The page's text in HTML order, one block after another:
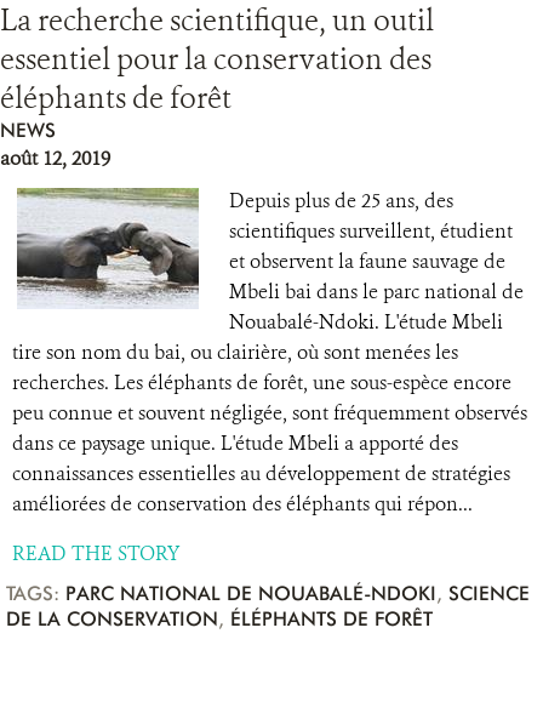
La recherche scientifique, un outil
essentiel pour la conservation des
éléphants de forêt
NEWS
août 12, 2019
Depuis plus de 25 ans, des
scientifiques surveillent, étudient
et observent la faune sauvage de
Mbeli bai dans le parc national de
Nouabalé-Ndoki. L'étude Mbeli
tire son nom du bai, ou clairière, où sont menées les
recherches. Les éléphants de forêt, une sous-espèce encore
peu connue et souvent négligée, sont fréquemment observés
dans ce paysage unique. L'étude Mbeli a apporté des
connaissances essentielles au développement de stratégies
améliorées de conservation des éléphants qui répon...
READ THE STORY
TAGS: PARC NATIONAL DE NOUABALÉ-NDOKI, SCIENCE
DE LA CONSERVATION, ÉLÉPHANTS DE FORÊT